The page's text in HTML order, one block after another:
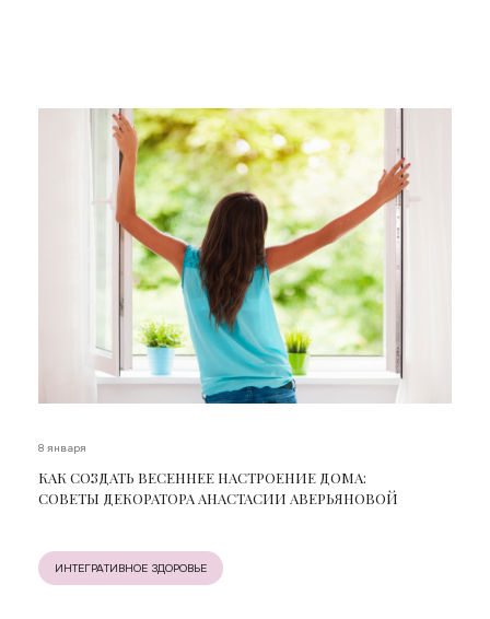
8 января
КАК СОЗДАТЬ ВЕСЕННЕЕ НАСТРОЕНИЕ ДОМА:
СОВЕТЫ ДЕКОРАТОРА АНАСТАСИИ АВЕРЬЯНОВОЙ
ИНТЕГРАТИВНОЕ ЗДОРОВЬЕ